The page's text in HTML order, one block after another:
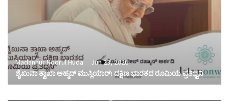
Madannur Noorul Huda
Jun 23, 2026
ಶೈಖುನಾ ತ್ವಾಖಾ ಅಹ್ಮದ್ ಮುಸ್ಲಿಯಾರ್: ದಕ್ಷಿಣ ಭಾರತದ ರೂಮಿಯ ಪ್ರತಿಧ್ವನಿ